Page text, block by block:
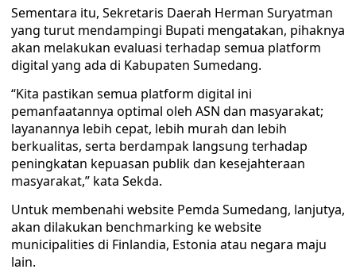
Sementara itu, Sekretaris Daerah Herman Suryatman
yang turut mendampingi Bupati mengatakan, pihaknya
akan melakukan evaluasi terhadap semua platform
digital yang ada di Kabupaten Sumedang.
“Kita pastikan semua platform digital ini
pemanfaatannya optimal oleh ASN dan masyarakat;
layanannya lebih cepat, lebih murah dan lebih
berkualitas, serta berdampak langsung terhadap
peningkatan kepuasan publik dan kesejahteraan
masyarakat,” kata Sekda.
Untuk membenahi website Pemda Sumedang, lanjutya,
akan dilakukan benchmarking ke website
municipalities di Finlandia, Estonia atau negara maju
lain.